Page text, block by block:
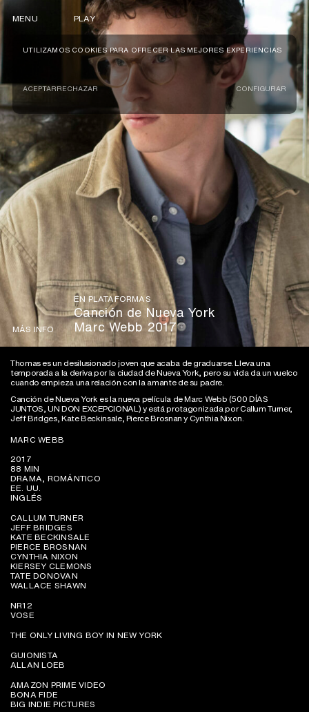
UTILIZAMOS COOKIES PARA OFRECER LAS MEJORES EXPERIENCIAS
ACEPTARRECHAZAR CONFIGURAR
MENU PLAY
EN PLATAFORMAS
Canción de Nueva York
Marc Webb 2017
MÁS INFO
MARC WEBB
2017
88 MIN
DRAMA, ROMÁNTICO
EE. UU.
INGLÉS
CALLUM TURNER
JEFF BRIDGES
KATE BECKINSALE
PIERCE BROSNAN
CYNTHIA NIXON
KIERSEY CLEMONS
TATE DONOVAN
WALLACE SHAWN
NR12
VOSE
THE ONLY LIVING BOY IN NEW YORK
GUIONISTA
ALLAN LOEB
AMAZON PRIME VIDEO
BONA FIDE
BIG INDIE PICTURES
Thomas es un desilusionado joven que acaba de graduarse. Lleva una
temporada a la deriva por la ciudad de Nueva York, pero su vida da un vuelco
cuando empieza una relación con la amante de su padre.
Canción de Nueva York es la nueva película de Marc Webb (500 DÍAS
JUNTOS, UN DON EXCEPCIONAL) y está protagonizada por Callum Turner,
Jeff Bridges, Kate Beckinsale, Pierce Brosnan y Cynthia Nixon.